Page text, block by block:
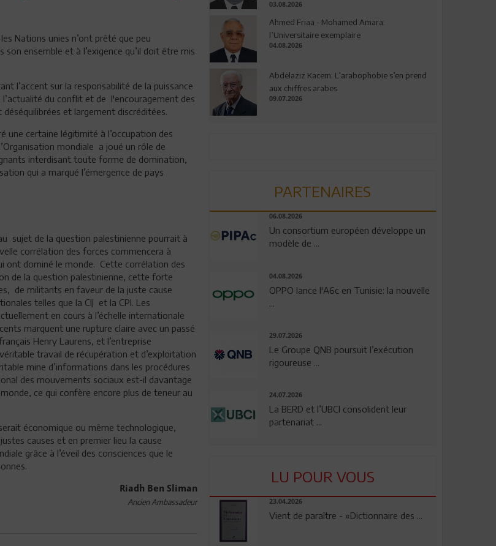
Nations unies n’ont prêté que peu
ensemble et à l’exigence qu’il doit être mis
l’accent sur la responsabilité de la puissance
du conflit et de l'encouragement des
et largement discréditées.
une certaine légitimité à l’occupation des
mondiale a joué un rôle de
interdisant toute forme de domination,
qui a marqué l’émergence de pays
sujet de la question palestinienne pourrait à
corrélation des forces commencera à
ont dominé le monde. Cette corrélation des
de la question palestinienne, cette forte
de militants en faveur de la juste cause
telles que la CIJ et la CPI. Les
en cours à l’échelle internationale
marquent une rupture claire avec un passé
Henry Laurens, et l’entreprise
travail de récupération et d’exploitation
mine d’informations dans les procédures
des mouvements sociaux est-il davantage
ce qui confère encore plus de teneur au
économique ou même technologique,
causes et en premier lieu la cause
grâce à l’éveil des consciences que le
Riadh Ben Sliman
Ancien Ambassadeur
03.08.2026
Ahmed Friaa - Mohamed Amara:
l’Universitaire exemplaire
04.08.2026
Abdelaziz Kacem: L’arabophobie s’en prend
aux chiffres arabes
09.07.2026
PARTENAIRES
06.08.2026
Un consortium européen développe un
modèle de ...
04.08.2026
OPPO lance l'A6c en Tunisie: la nouvelle
29.07.2026
Le Groupe QNB poursuit l’exécution
rigoureuse ...
24.07.2026
La BERD et l’UBCI consolident leur
partenariat ...
LU POUR VOUS
23.04.2026
Vient de paraître - «Dictionnaire des ...